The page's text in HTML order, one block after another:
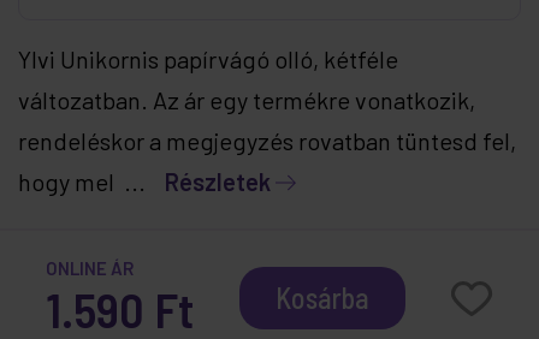
Ylvi Unikornis papírvágó olló, kétféle
változatban. Az ár egy termékre vonatkozik,
rendeléskor a megjegyzés rovatban tüntesd fel,
hogy mel ... Részletek
ONLINE ÁR
1.590 Ft Kosárba